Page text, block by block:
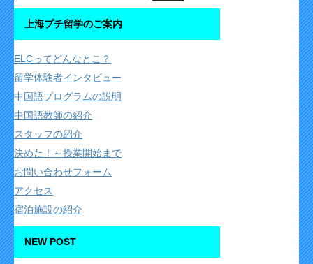
上海プチ留学のご案内
ELCってどんなとこ？
留学体験者インタビュー
中国語プログラムの説明
中国語教師の紹介
スタッフの紹介
決めた！～授業開始まで
お問い合わせフォーム
アクセス
宿泊施設の紹介
NEW POST